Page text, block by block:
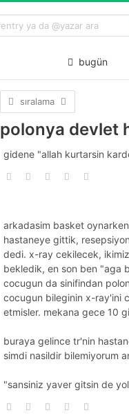
bugün
sıralama
polonya devlet
gidene "allah kurtarsin
arkadasim basket
hastaneye gittik,
dedi. x-ray cekilecek,
bekledik, en son ben "aga
cocugun da sinifindan
cocugun bileginin x-ray'ini
etmisler. mekana gece 10
buraya gelince tr'nin
simdi nasildir bilemiyorum
"sansiniz yaver gitsin de